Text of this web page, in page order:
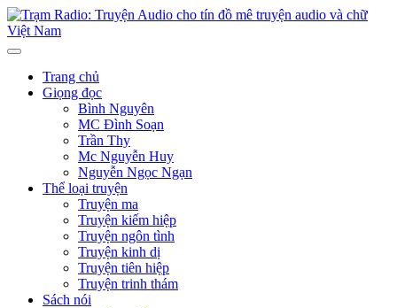
Trang chủ
Giọng đọc
Bình Nguyên
MC Đình Soạn
Trần Thy
Mc Nguyễn Huy
Nguyễn Ngọc Ngạn
Thể loại truyện
Truyện ma
Truyện kiếm hiệp
Truyện ngôn tình
Truyện kinh dị
Truyện tiên hiệp
Truyện trinh thám
Sách nói